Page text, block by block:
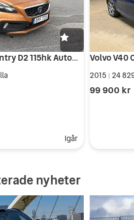
Volvo V40 Cross Country D2 115hk Automat Summum Business Edition Navi Panorama
Igår
2015 24
99 900 kr
nyheter